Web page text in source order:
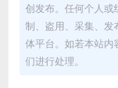
创发布。任何个人或
制、盗用、采集、发
体平台。如若本站内
们进行处理。